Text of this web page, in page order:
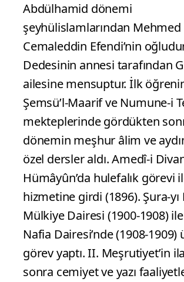
Abdülhamid dönemi
şeyhülislamlarından Mehmed
Cemaleddin Efendi’nin
Dedesinin annesi tarafından
ailesine mensuptur. İlk
Şemsü’l-Maarif ve Numune-i
mekteplerinde gördükten
dönemin meşhur âlim ve
özel dersler aldı. Amedî-i
Hümâyûn’da hulefalık görevi
hizmetine girdi (1896). Şura-yı
Mülkiye Dairesi (1900-1908)
Nafia Dairesi’nde (1908-1909)
görev yaptı. II. Meşrutiyet’in
sonra cemiyet ve yazı